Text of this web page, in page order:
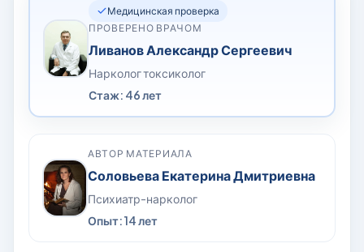
Медицинская проверка
ПРОВЕРЕНО ВРАЧОМ
Ливанов Александр Сергеевич
Нарколог токсиколог
Стаж: 46 лет
АВТОР МАТЕРИАЛА
Соловьева Екатерина Дмитриевна
Психиатр-нарколог
Опыт: 14 лет